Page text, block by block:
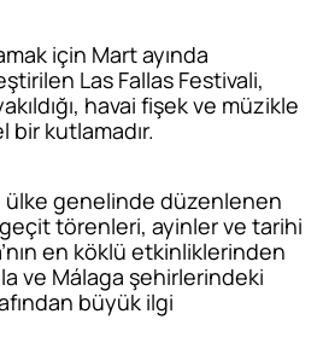
için Mart ayında
Las Fallas Festivali,
havai fişek ve müzikle
kutlamadır.
ülke genelinde düzenlenen
törenleri, ayinler ve tarihi
en köklü etkinliklerinden
ve Málaga şehirlerindeki
büyük ilgi